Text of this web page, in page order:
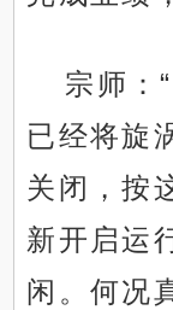
宗师：
已经将旋
关闭，按
新开启运
闲。何况